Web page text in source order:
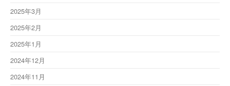
2025年3月
2025年2月
2025年1月
2024年12月
2024年11月